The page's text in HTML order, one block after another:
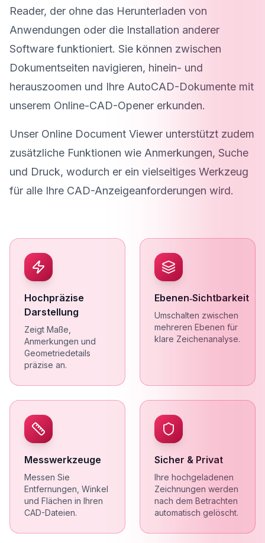
Reader, der ohne das Herunterladen von
Anwendungen oder die Installation anderer
Software funktioniert. Sie können zwischen
Dokumentseiten navigieren, hinein- und
herauszoomen und Ihre AutoCAD-Dokumente mit
unserem Online-CAD-Opener erkunden.
Unser Online Document Viewer unterstützt zudem
zusätzliche Funktionen wie Anmerkungen, Suche
und Druck, wodurch er ein vielseitiges Werkzeug
für alle Ihre CAD-Anzeigeanforderungen wird.
Hochpräzise
Darstellung
Zeigt Maße,
Anmerkungen und
Geometriedetails
präzise an.
Ebenen‑Sichtbarkeit
Umschalten zwischen
mehreren Ebenen für
klare Zeichenanalyse.
Messwerkzeuge
Messen Sie
Entfernungen, Winkel
und Flächen in Ihren
CAD-Dateien.
Sicher & Privat
Ihre hochgeladenen
Zeichnungen werden
nach dem Betrachten
automatisch gelöscht.